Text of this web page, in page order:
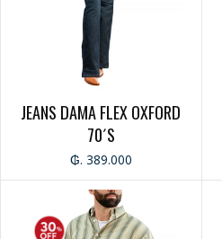
JEANS DAMA FLEX OXFORD
70´S
₲. 389.000